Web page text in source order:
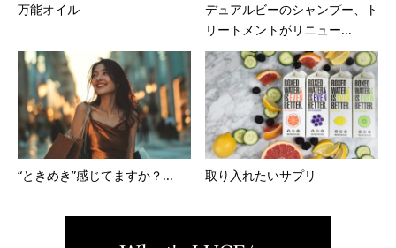
万能オイル
デュアルビーのシャンプー、ト
リートメントがリニュー...
“ときめき”感じてますか？... 取り入れたいサプリ